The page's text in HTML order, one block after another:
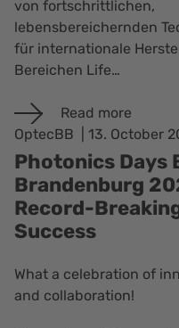
von fortschrittlichen,
lebensbereichernden
für internationale
Bereichen Life…
Read more
OptecBB
13. October
Photonics Days
Brandenburg
Record-
Success
What a celebration of
and collaboration!